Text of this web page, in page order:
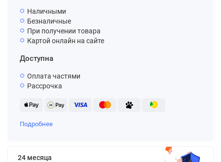
Наличными
Безналичные
При получении товара
Картой онлайн на сайте
Доступна
Оплата частями
Рассрочка
Подробнее
24 месяца